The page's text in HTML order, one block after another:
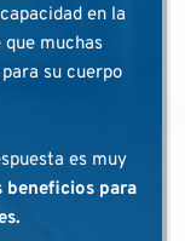
en la
muchas
su cuerpo
beneficios para